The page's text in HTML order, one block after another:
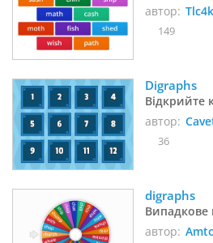
автор:
149
Digraphs
Відкрийте
автор:
36
digraphs
Випадкове
автор: